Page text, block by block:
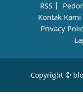
RSS
Kontak Kami
Privacy
Copyright ©